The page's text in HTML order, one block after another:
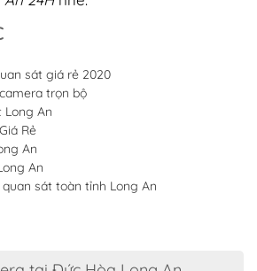
sát giá rẻ 2020
trọn bộ
Long An
Rẻ
An
An
sát toàn tỉnh Long An